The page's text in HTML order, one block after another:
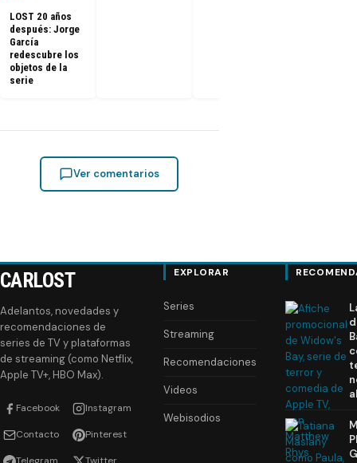
LOST 20 años
después: Jorge
García
redescubre los
objetos de la
serie
Ver comentarios
CARLOST
Adelantos, novedades y
recomendaciones de
series de TV y plataformas
de streaming (como Netflix,
Apple TV+, HBO Max).
Facebook Instagram
Contacto Pinterest
EXPLORAR
Series
Streaming
Recomendaciones
Videos
Webisodios